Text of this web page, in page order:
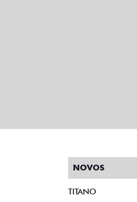
NOVOS
TITANO